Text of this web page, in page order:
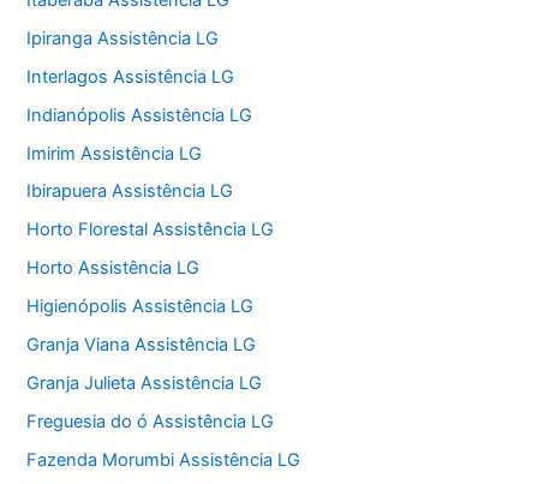
Ipiranga Assistência LG
Interlagos Assistência LG
Indianópolis Assistência LG
Imirim Assistência LG
Ibirapuera Assistência LG
Horto Florestal Assistência LG
Horto Assistência LG
Higienópolis Assistência LG
Granja Viana Assistência LG
Granja Julieta Assistência LG
Freguesia do ó Assistência LG
Fazenda Morumbi Assistência LG